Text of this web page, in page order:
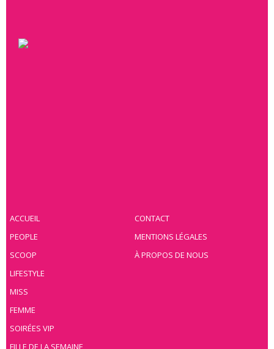
ACCUEIL
PEOPLE
SCOOP
LIFESTYLE
MISS
FEMME
SOIRÉES VIP
FILLE DE LA SEMAINE
CONTACT
MENTIONS LÉGALES
À PROPOS DE NOUS